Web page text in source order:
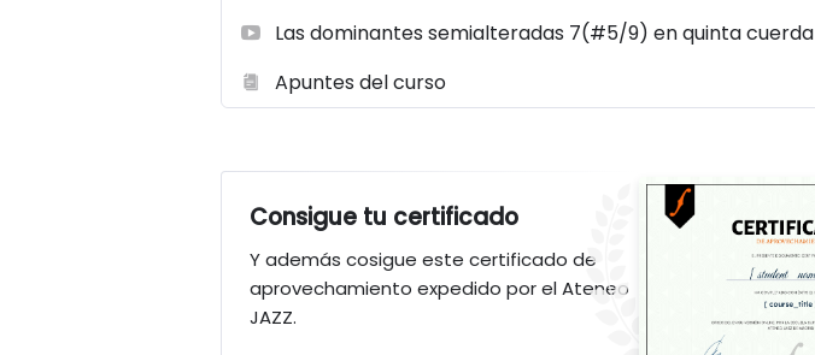
Las dominantes semialteradas 7(#5/9) en quinta cuerda
Apuntes del curso
Consigue tu certificado
Y además cosigue este certificado de
aprovechamiento expedido por el Ateneo
JAZZ.